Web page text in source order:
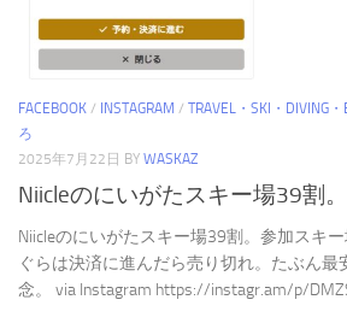
FACEBOOK / INSTAGRAM / TRAVEL・SKI・DIVING
ろ
2025年7月22日 BY WASKAZ
Niicleのにいがたスキー場39割
Niicleのにいがたスキー場39割。参加スキ
ぐらは決済に進んだら売り切れ。たぶん最
念。 via Instagram https://instagr.am/p/